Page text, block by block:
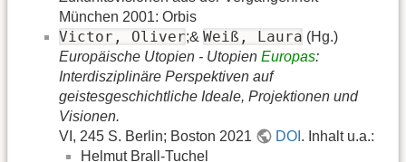
München 2001: Orbis
Victor, Oliver;& Weiß, Laura (Hg.)
Europäische Utopien - Utopien Europas:
Interdisziplinäre Perspektiven auf
geistesgeschichtliche Ideale, Projektionen und
Visionen.
VI, 245 S. Berlin; Boston 2021
DOI . Inhalt u.a.:
Helmut Brall-Tuchel